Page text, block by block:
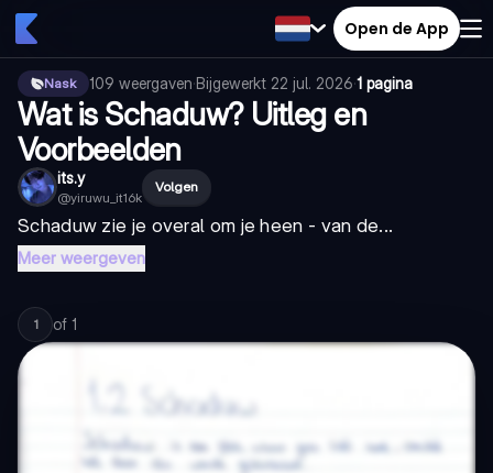
Open de App
Nask 109 weergaven·Bijgewerkt 22 jul. 2026·1 pagina
Wat is Schaduw? Uitleg en
Voorbeelden
its.y
@yiruwu_it16k
Volgen
Schaduw zie je overal om je heen - van de...
Meer weergeven
1 of 1